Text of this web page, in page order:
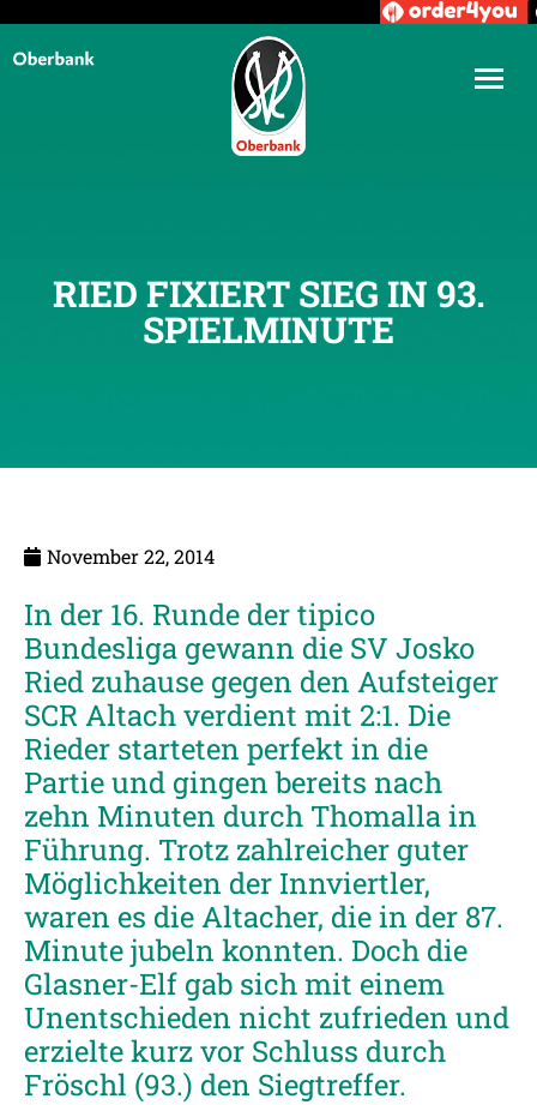
RIED FIXIERT SIEG IN 93.
SPIELMINUTE
November 22, 2014
In der 16. Runde der tipico
Bundesliga gewann die SV Josko
Ried zuhause gegen den Aufsteiger
SCR Altach verdient mit 2:1. Die
Rieder starteten perfekt in die
Partie und gingen bereits nach
zehn Minuten durch Thomalla in
Führung. Trotz zahlreicher guter
Möglichkeiten der Innviertler,
waren es die Altacher, die in der 87.
Minute jubeln konnten. Doch die
Glasner-Elf gab sich mit einem
Unentschieden nicht zufrieden und
erzielte kurz vor Schluss durch
Fröschl (93.) den Siegtreffer.